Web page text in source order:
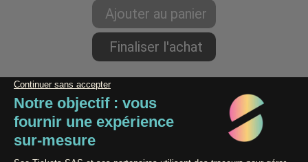
Paiement 100% Sécurisé